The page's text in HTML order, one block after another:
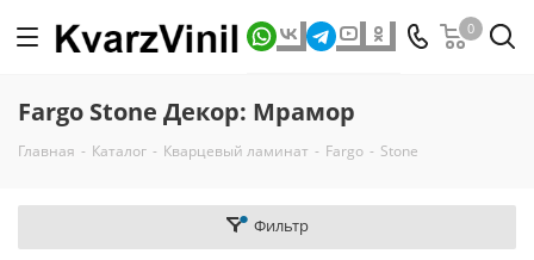
0
Fargo Stone Декор: Мрамор
Главная - Каталог - Кварцевый ламинат - Fargo - Stone
Фильтр